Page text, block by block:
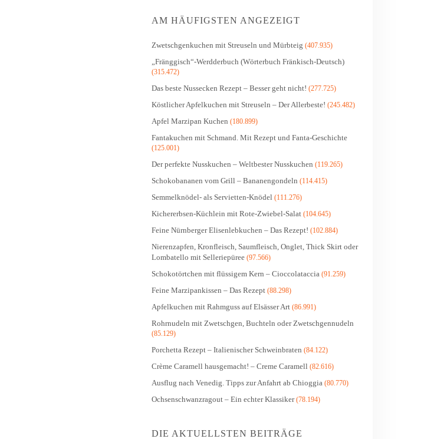
AM HÄUFIGSTEN ANGEZEIGT
Zwetschgenkuchen mit Streuseln und Mürbteig (407.935)
„Fränggisch“-Werdderbuch (Wörterbuch Fränkisch-Deutsch)
(315.472)
Das beste Nussecken Rezept – Besser geht nicht! (277.725)
Köstlicher Apfelkuchen mit Streuseln – Der Allerbeste! (245.482)
Apfel Marzipan Kuchen (180.899)
Fantakuchen mit Schmand. Mit Rezept und Fanta-Geschichte
(125.001)
Der perfekte Nusskuchen – Weltbester Nusskuchen (119.265)
Schokobananen vom Grill – Bananengondeln (114.415)
Semmelknödel- als Servietten-Knödel (111.276)
Kichererbsen-Küchlein mit Rote-Zwiebel-Salat (104.645)
Feine Nürnberger Elisenlebkuchen – Das Rezept! (102.884)
Nierenzapfen, Kronfleisch, Saumfleisch, Onglet, Thick Skirt oder
Lombatello mit Selleriepüree (97.566)
Schokotörtchen mit flüssigem Kern – Cioccolataccia (91.259)
Feine Marzipankissen – Das Rezept (88.298)
Apfelkuchen mit Rahmguss auf Elsässer Art (86.991)
Rohrnudeln mit Zwetschgen, Buchteln oder Zwetschgennudeln
(85.129)
Porchetta Rezept – Italienischer Schweinbraten (84.122)
Crème Caramell hausgemacht! – Creme Caramell (82.616)
Ausflug nach Venedig. Tipps zur Anfahrt ab Chioggia (80.770)
Ochsenschwanzragout – Ein echter Klassiker(78.194)
DIE AKTUELLSTEN BEITRÄGE